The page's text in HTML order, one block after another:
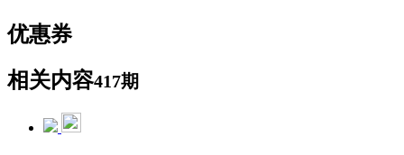
优惠券
相关内容417期